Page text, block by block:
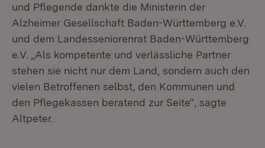
und Pflegende dankte die Ministerin der
Alzheimer Gesellschaft Baden-Württemberg e.V.
und dem Landesseniorenrat Baden-Württemberg
e.V. „Als kompetente und verlässliche Partner
stehen sie nicht nur dem Land, sondern auch den
vielen Betroffenen selbst, den Kommunen und
den Pflegekassen beratend zur Seite“, sagte
Altpeter.